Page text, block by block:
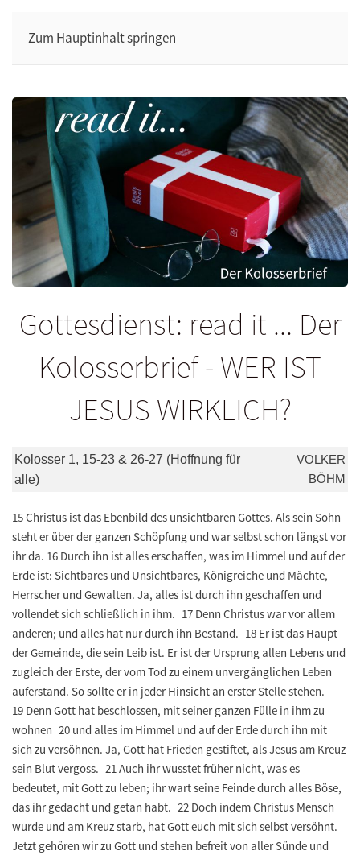
Zum Hauptinhalt springen
Gottesdienst: read it ... Der
Kolosserbrief - WER IST
JESUS WIRKLICH?
Kolosser 1, 15-23 & 26-27 (Hoffnung für
alle)
VOLKER
BÖHM
15 Christus ist das Ebenbild des unsichtbaren Gottes. Als sein Sohn
steht er über der ganzen Schöpfung und war selbst schon längst vor
ihr da. 16 Durch ihn ist alles erschaffen, was im Himmel und auf der
Erde ist: Sichtbares und Unsichtbares, Königreiche und Mächte,
Herrscher und Gewalten. Ja, alles ist durch ihn geschaffen und
vollendet sich schließlich in ihm. 17 Denn Christus war vor allem
anderen; und alles hat nur durch ihn Bestand. 18 Er ist das Haupt
der Gemeinde, die sein Leib ist. Er ist der Ursprung allen Lebens und
zugleich der Erste, der vom Tod zu einem unvergänglichen Leben
auferstand. So sollte er in jeder Hinsicht an erster Stelle stehen.
19 Denn Gott hat beschlossen, mit seiner ganzen Fülle in ihm zu
wohnen 20 und alles im Himmel und auf der Erde durch ihn mit
sich zu versöhnen. Ja, Gott hat Frieden gestiftet, als Jesus am Kreuz
sein Blut vergoss. 21 Auch ihr wusstet früher nicht, was es
bedeutet, mit Gott zu leben; ihr wart seine Feinde durch alles Böse,
das ihr gedacht und getan habt. 22 Doch indem Christus Mensch
wurde und am Kreuz starb, hat Gott euch mit sich selbst versöhnt.
Jetzt gehören wir zu Gott und stehen befreit von aller Sünde und